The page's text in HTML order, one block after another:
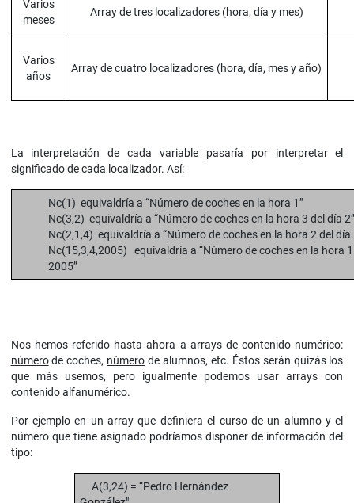
Varios
meses
Array de tres localizadores (hora, día y mes)
Varios
años
Array de cuatro localizadores (hora, día, mes y año)
La interpretación de cada variable pasaría por interpretar el
significado de cada localizador. Así:
Nc(1) equivaldría a “Número de coches en la hora 1”
Nc(3,2) equivaldría a “Número de coches en la hora 3 del día 2”
Nc(2,1,4) equivaldría a “Número de coches en la hora 2 del día
Nc(15,3,4,2005) equivaldría a “Número de coches en la hora
2005”
Nos hemos referido hasta ahora a arrays de contenido numérico:
númerode coches, número de alumnos, etc. Éstos serán quizás los
que más usemos, pero igualmente podemos usar arrays con
contenido alfanumérico.
Por ejemplo en un array que definiera el curso de un alumno y el
número que tiene asignado podríamos disponer de información del
tipo:
A(3,24) = “Pedro Hernández